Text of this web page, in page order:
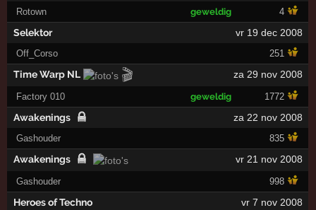
Rotown geweldig 4
Selektor vr 19 dec 2008
Off_Corso 251
Time Warp NL 🎬 za 29 nov 2008
Factory 010 geweldig 1772
Awakenings za 22 nov 2008
Gashouder 835
Awakenings vr 21 nov 2008
Gashouder 998
Heroes of Techno vr 7 nov 2008